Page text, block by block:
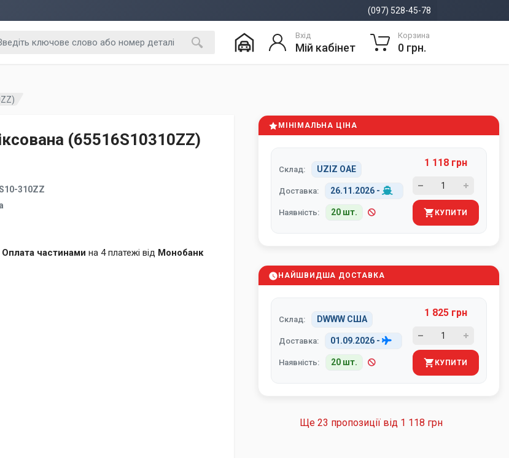
(097) 528-45-78
Вхід
Мій кабінет
Корзина
0 грн.
(65516S10310ZZ)
310ZZ
Оплата частинами на 4 платежі від Монобанк
МІНІМАЛЬНА ЦІНА
Склад: UZIZ ОАЕ
Доставка: 26.11.2026 -
Наявність: 20 шт.
1 118 грн
КУПИТИ
НАЙШВИДША ДОСТАВКА
Склад: DWWW США
Доставка: 01.09.2026 -
Наявність: 20 шт.
1 825 грн
КУПИТИ
Ще 23 пропозиції від 1 118 грн